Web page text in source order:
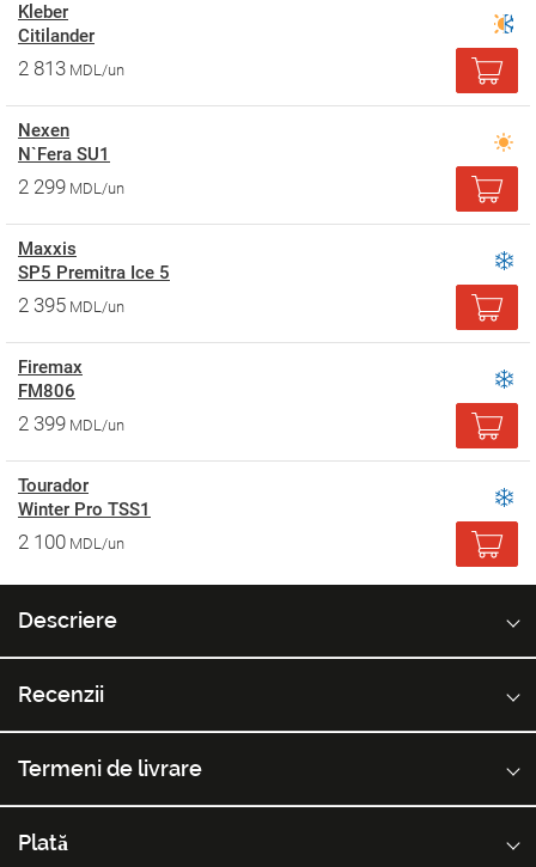
Kleber
Citilander
2 813 MDL/un
Nexen
N`Fera SU1
2 299 MDL/un
Maxxis
SP5 Premitra Ice 5
2 395 MDL/un
Firemax
FM806
2 399 MDL/un
Tourador
Winter Pro TSS1
2 100 MDL/un
Descriere
Recenzii
Termeni de livrare
Plată